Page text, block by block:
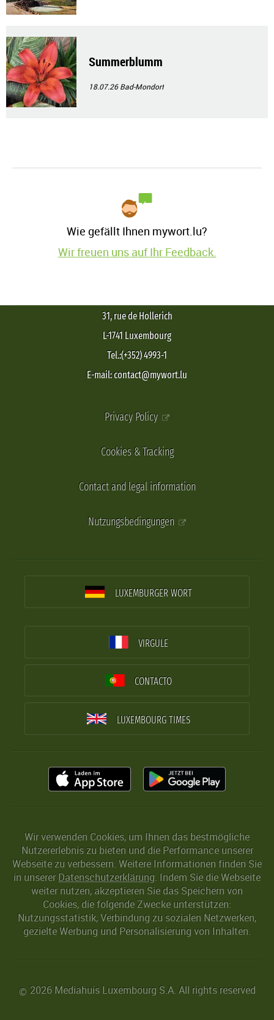
Summerblumm
18.07.26Bad-Mondorf
Wie gefällt Ihnen mywort.lu?
Wir freuen uns auf Ihr Feedback.
31, rue de Hollerich
L-1741 Luxembourg
Tel.:(+352) 4993-1
E-mail: contact@mywort.lu
Privacy Policy
Cookies & Tracking
Contact and legal information
Nutzungsbedingungen
LUXEMBURGER WORT
VIRGULE
CONTACTO
LUXEMBOURG TIMES
Wir verwenden Cookies, um Ihnen das bestmögliche
Nutzererlebnis zu bieten und die Performance unserer
Webseite zu verbessern. Weitere Informationen finden Sie
in unserer Datenschutzerklärung. Indem Sie die Webseite
weiter nutzen, akzeptieren Sie das Speichern von
Cookies, die folgende Zwecke unterstützen:
Nutzungsstatistik, Verbindung zu sozialen Netzwerken,
gezielte Werbung und Personalisierung von Inhalten.
© 2026 Mediahuis Luxembourg S.A. All rights reserved